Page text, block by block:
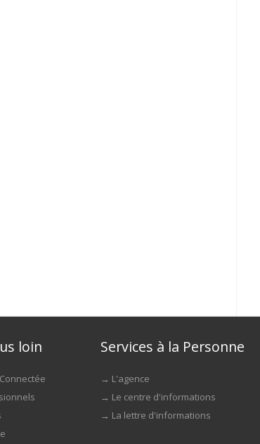
loin Services à la Personne
→ L'agence
→ Le centre d'informations
→ La lettre d'informations